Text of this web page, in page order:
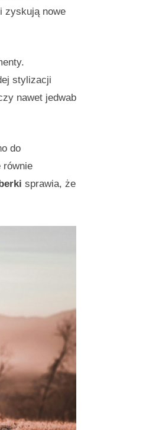
zyskują nowe
stylizacji
nawet jedwab
do
równie
sprawia, że